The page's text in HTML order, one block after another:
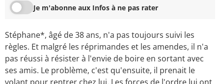
Je m'abonne aux Infos à ne pas rater
Stéphane*, âgé de 38 ans, n'a pas toujours suivi les
règles. Et malgré les réprimandes et les amendes, il n'a
pas réussi à résister à l'envie de boire en sortant avec
ses amis. Le problème, c'est qu'ensuite, il prenait le